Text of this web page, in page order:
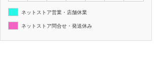
ネットストア営業・店舗休業
ネットストア問合せ・発送休み